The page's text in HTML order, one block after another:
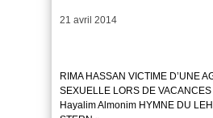
Date
21 avril 2014
RIMA HASSAN VICTIME D’UNE
SEXUELLE LORS DE VACANCES
Hayalim Almonim HYMNE DU